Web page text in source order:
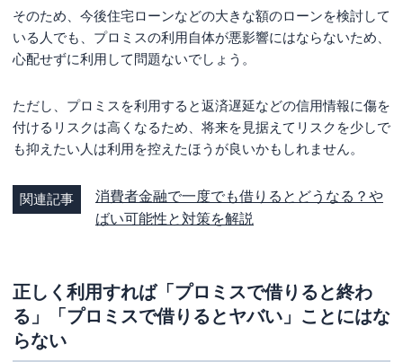
そのため、今後住宅ローンなどの大きな額のローンを検討して
いる人でも、プロミスの利用自体が悪影響にはならないため、
心配せずに利用して問題ないでしょう。
ただし、プロミスを利用すると返済遅延などの信用情報に傷を
付けるリスクは高くなるため、将来を見据えてリスクを少しで
も抑えたい人は利用を控えたほうが良いかもしれません。
関連記事
消費者金融で一度でも借りるとどうなる？や
ばい可能性と対策を解説
正しく利用すれば「プロミスで借りると終わ
る」「プロミスで借りるとヤバい」ことにはな
らない